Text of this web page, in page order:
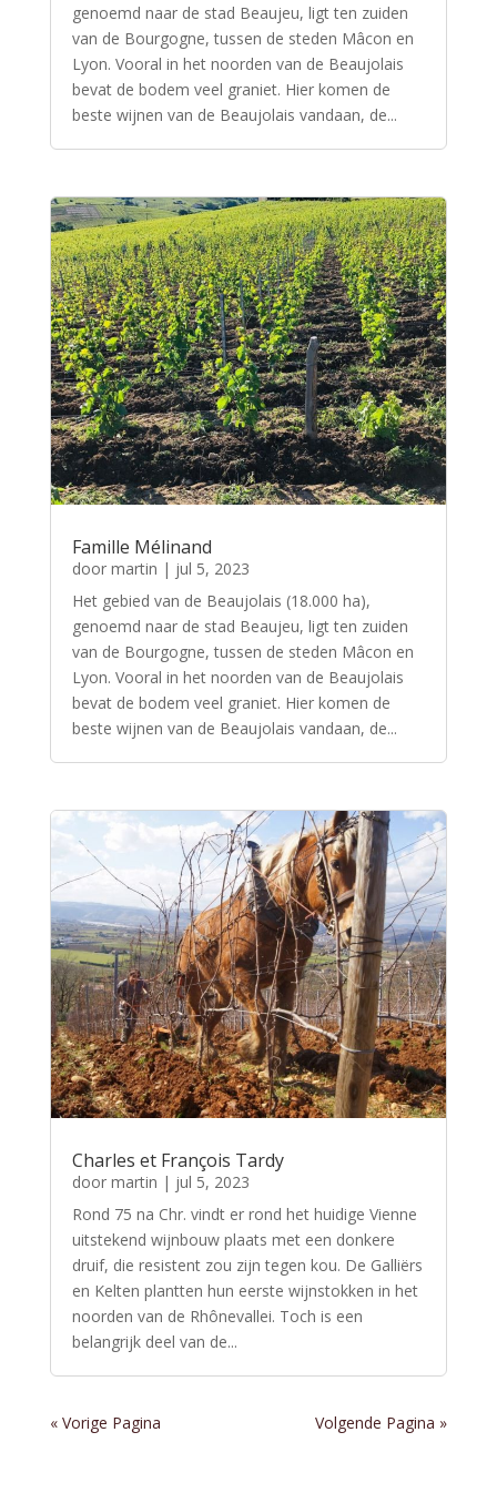
genoemd naar de stad Beaujeu, ligt ten zuiden
van de Bourgogne, tussen de steden Mâcon en
Lyon. Vooral in het noorden van de Beaujolais
bevat de bodem veel graniet. Hier komen de
beste wijnen van de Beaujolais vandaan, de...
Famille Mélinand
door martin | jul 5, 2023
Het gebied van de Beaujolais (18.000 ha),
genoemd naar de stad Beaujeu, ligt ten zuiden
van de Bourgogne, tussen de steden Mâcon en
Lyon. Vooral in het noorden van de Beaujolais
bevat de bodem veel graniet. Hier komen de
beste wijnen van de Beaujolais vandaan, de...
Charles et François Tardy
door martin | jul 5, 2023
Rond 75 na Chr. vindt er rond het huidige Vienne
uitstekend wijnbouw plaats met een donkere
druif, die resistent zou zijn tegen kou. De Galliërs
en Kelten plantten hun eerste wijnstokken in het
noorden van de Rhônevallei. Toch is een
belangrijk deel van de...
« Vorige Pagina Volgende Pagina »